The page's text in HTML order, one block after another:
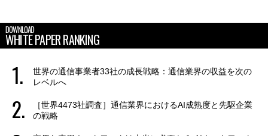
DOWNLOAD
WHITE PAPER RANKING
世界の通信事業者33社の成長戦略：通信業界の収益を次の
レベルへ
［世界4473社調査］通信業界におけるAI成熟度と先駆企業
の戦略